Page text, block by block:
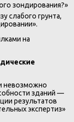
зондирования?»
слабого грунта,
на
невозможно
зданий —
результатов
экспертиз»